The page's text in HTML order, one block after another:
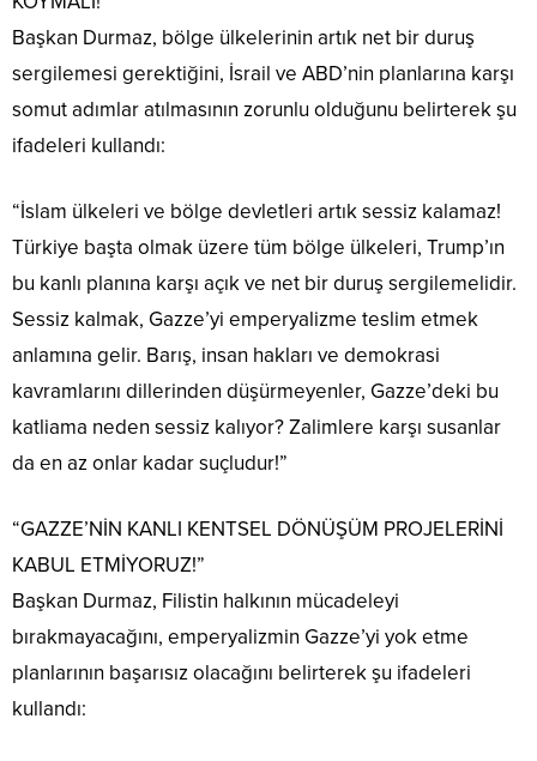
Başkan Durmaz, bölge ülkelerinin artık net bir duruş
sergilemesi gerektiğini, İsrail ve ABD’nin planlarına karşı
somut adımlar atılmasının zorunlu olduğunu belirterek şu
ifadeleri kullandı:
“İslam ülkeleri ve bölge devletleri artık sessiz kalamaz!
Türkiye başta olmak üzere tüm bölge ülkeleri, Trump’ın
bu kanlı planına karşı açık ve net bir duruş sergilemelidir.
Sessiz kalmak, Gazze’yi emperyalizme teslim etmek
anlamına gelir. Barış, insan hakları ve demokrasi
kavramlarını dillerinden düşürmeyenler, Gazze’deki bu
katliama neden sessiz kalıyor? Zalimlere karşı susanlar
da en az onlar kadar suçludur!”
“GAZZE’NİN KANLI KENTSEL DÖNÜŞÜM PROJELERİNİ
KABUL ETMİYORUZ!”
Başkan Durmaz, Filistin halkının mücadeleyi
bırakmayacağını, emperyalizmin Gazze’yi yok etme
planlarının başarısız olacağını belirterek şu ifadeleri
kullandı: